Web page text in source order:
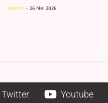
admin 26 Mei 2026
Twitter Youtube